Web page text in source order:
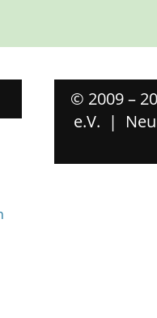
© 2009 –
e.V. |